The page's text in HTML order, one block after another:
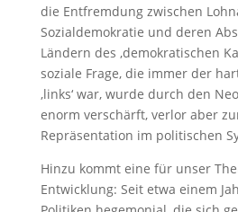
die Entfremdung zwischen
Sozialdemokratie und deren
Ländern des ‚demokratischen
soziale Frage, die immer der
‚links‘ war, wurde durch den
enorm verschärft, verlor aber
Repräsentation im politischen
Hinzu kommt eine für unser
Entwicklung: Seit etwa einem